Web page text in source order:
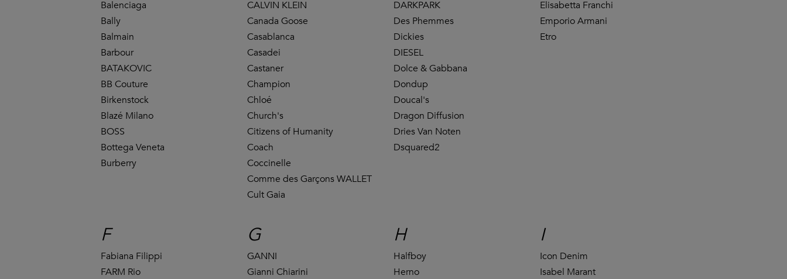
Balenciaga
Bally
Balmain
Barbour
BATAKOVIC
BB Couture
Birkenstock
Blazé Milano
BOSS
Bottega Veneta
Burberry
CALVIN KLEIN
Canada Goose
Casablanca
Casadei
Castaner
Champion
Chloé
Church's
Citizens of Humanity
Coach
Coccinelle
Comme des Garçons WALLET
Cult Gaia
DARKPARK
Des Phemmes
Dickies
DIESEL
Dolce & Gabbana
Dondup
Doucal's
Dragon Diffusion
Dries Van Noten
Dsquared2
Elisabetta Franchi
Emporio Armani
Etro
F
Fabiana Filippi
FARM Rio
G
GANNI
Gianni Chiarini
H
Halfboy
Herno
I
Icon Denim
Isabel Marant